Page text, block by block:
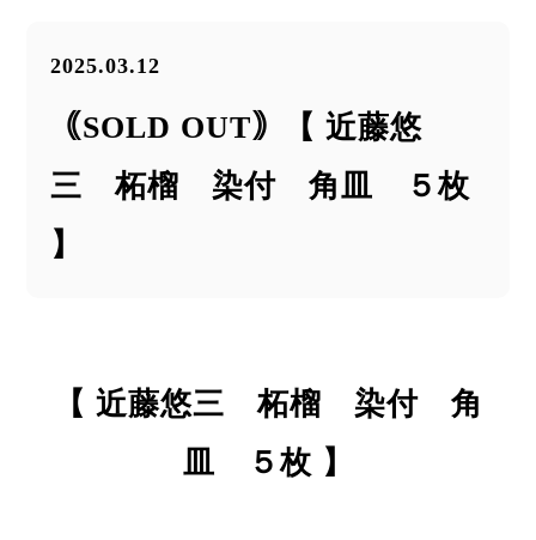
2025.03.12
｟SOLD OUT｠【 近藤悠
三 柘榴 染付 角皿 ５枚
】
【 近藤悠三 柘榴 染付 角
皿 ５枚 】